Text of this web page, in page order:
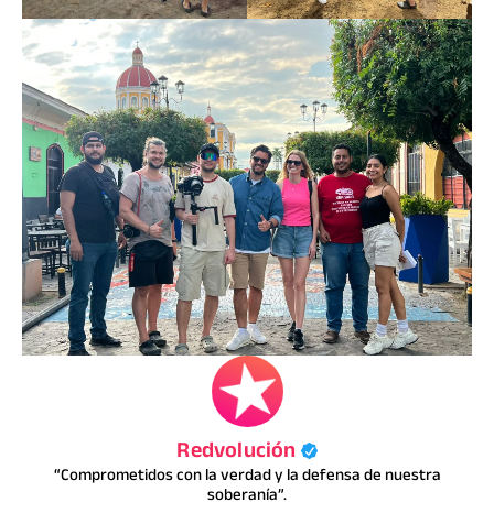
Redvolución
“Comprometidos con la verdad y la defensa de nuestra
soberanía”.